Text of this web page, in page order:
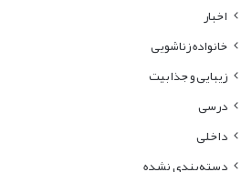
اخبار
خانواده زناشویی
زیبایی و جذابیت
درسی
داخلی
دسته‌بندی نشده